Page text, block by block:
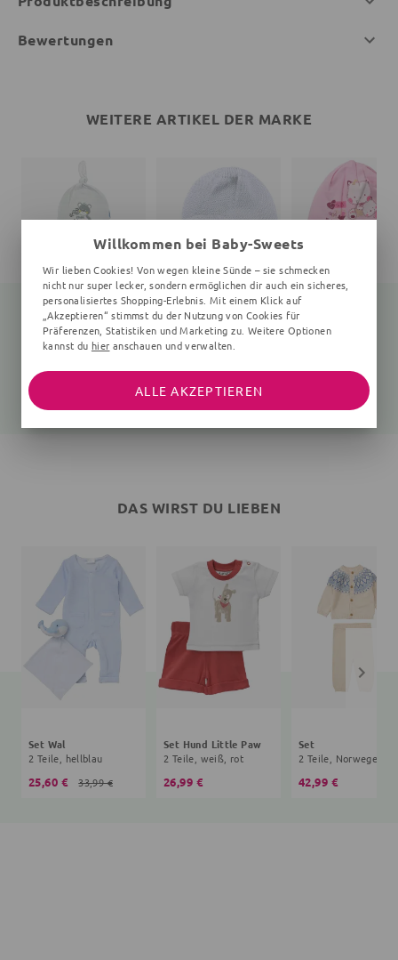
Bewertungen
WEITERE ARTIKEL DER MARKE
68 (3-6 Monate)
7,99 €
rosa
14,99 €
DAS WIRST DU LIEBEN
Set Wal
2 Teile, hellblau
25,60 € 33,99 €
Set Hund Little Paw
2 Teile, weiß, rot
26,99 €
Set
42,99 €
Willkommen bei Baby-Sweets
Wir lieben Cookies! Von wegen kleine Sünde – sie schmecken
nicht nur super lecker, sondern ermöglichen dir auch ein sicheres,
personalisiertes Shopping-Erlebnis. Mit einem Klick auf
„Akzeptieren“ stimmst du der Nutzung von Cookies für
Präferenzen, Statistiken und Marketing zu. Weitere Optionen
kannst du hier anschauen und verwalten.
ALLE AKZEPTIEREN